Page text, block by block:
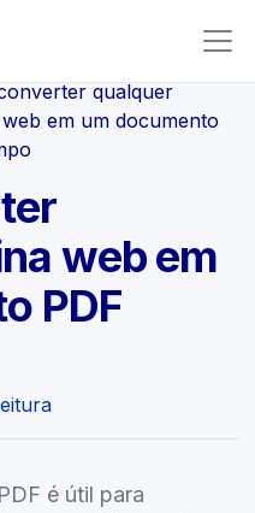
qualquer
em um documento
web em
PDF
é útil para